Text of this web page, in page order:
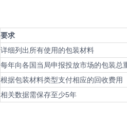
要求
详细列出所有使用的包装材料
每年向各国当局申报投放市场的包装总
根据包装材料类型支付相应的回收费用
相关数据需保存至少5年